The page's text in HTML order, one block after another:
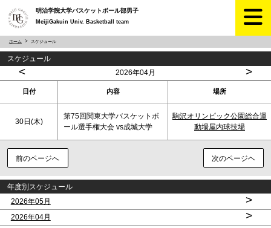
明治学院大学バスケットボール部男子
MeijiGakuin Univ. Basketball team
ホーム スケジュール
スケジュール
< 2026年04月 >
日付 内容 場所
30日(木)
第75回関東大学バスケットボ
ール選手権大会 vs成城大学
駒沢オリンピック公園総合運
動場屋内球技場
前のページへ 次のページヘ
年度別スケジュール
2026年05月
>
2026年04月 >